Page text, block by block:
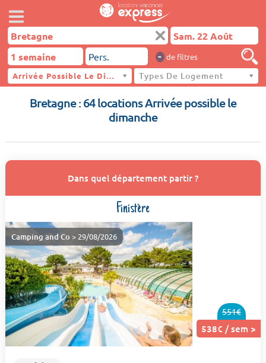
- de filtres
Arrivée Possible Le DimancheTypes De Logement
Bretagne
Bretagne : 64 locations Arrivée possible le
dimanche
Dans quel département partir ?
Finistère
551€
538€ / sem >
Camping and Co > 29/08/2026